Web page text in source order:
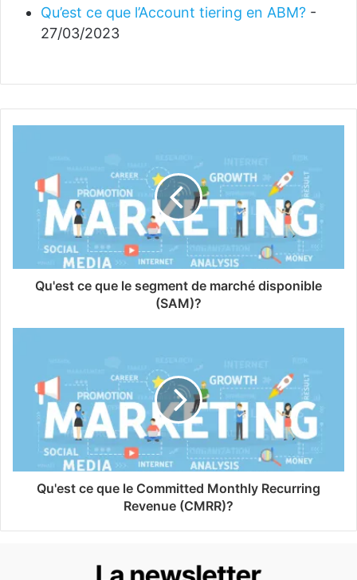
Qu’est ce que l’Account tiering en ABM? -
27/03/2023
Qu'est ce que le segment de marché disponible
(SAM)?
Qu'est ce que le Committed Monthly Recurring
Revenue (CMRR)?